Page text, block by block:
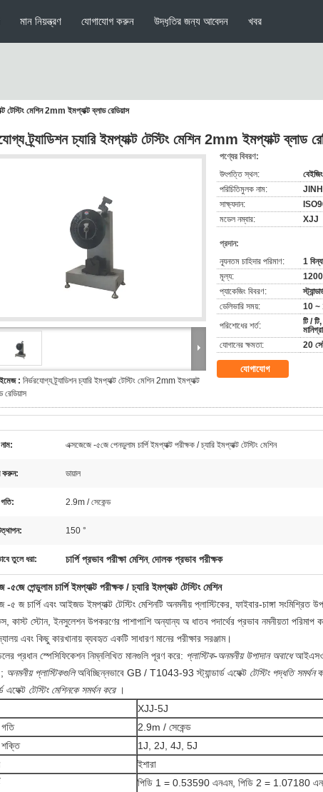
মান নিয়ন্ত্রণ যোগাযোগ করুন উদ্ধৃতির জন্য আবেদন খবর
টেস্টিং মেশিন 2mm ইমপ্যাক্ট ব্লাড রেডিয়াস
ট্র্যাডিশন চ্যারি ইমপ্যাক্ট টেস্টিং মেশিন 2mm ইমপ্যাক্ট ব্লাড
: নির্ভরযোগ্য ট্র্যাডিশন চ্যারি ইমপ্যাক্ট টেস্টিং মেশিন 2mm ইমপ্যাক্ট
রেডিয়াস
পণ্যের বিবরণ:
উৎপত্তি স্থল:
পরিচিতিমুলক নাম:
সাক্ষ্যদান:
মডেল নম্বার:
XJJ
প্রদান:
ন্যূনতম চাহিদার পরিমাণ:
1
মূল্য:
প্যাকেজিং বিবরণ:
ডেলিভারি সময়:
10 ~
পরিশোধের শর্ত:
টি /
যোগানের ক্ষমতা:
20
যোগাযোগ
এক্সজেজে -৫জে পেনডুলাম চার্পি ইমপ্যাক্ট পরীক্ষক / চ্যারি ইমপ্যাক্ট টেস্টিং মেশিন
করুন: ডায়াল
2.9m / সেকেন্ড
150 °
তুলে ধরা: চার্পি প্রভাব পরীক্ষা মেশিন, দোলক প্রভাব পরীক্ষক
-৫জে পেন্ডুলাম চার্পি ইমপ্যাক্ট পরীক্ষক / চ্যারি ইমপ্যাক্ট টেস্টিং মেশিন
-৫ জ চার্পি এবং আইজড ইমপ্যাক্ট টেস্টিং মেশিনটি অনমনীয় প্লাস্টিকের, ফাইবার-চাঙ্গা সংমিশ্রিত
কাস্ট স্টোন, ইনসুলেশন উপকরণের পাশাপাশি অন্যান্য অ ধাতব পদার্থের প্রভাব নমনীয়তা পরিমাপ
এবং কিছু কারখানায় ব্যবহৃত একটি সাধারণ মানের পরীক্ষার সরঞ্জাম।
প্রধান স্পেসিফিকেশন নিম্নলিখিত মানগুলি পূরণ করে: প্লাস্টিক-অনমনীয় উপাদান অবাধেআইএসও
অনমনীয় প্লাস্টিকগুলিঅবিচ্ছিন্নভাবে GB / T1043-93 স্ট্যান্ডার্ড এফেক্ট টেস্টিং পদ্ধতি সমর্থন
এফেক্ট টেস্টিং মেশিনকে সমর্থন করে।
XJJ-5J
2.9m / সেকেন্ড
1J, 2J, 4J, 5J
ইশারা
পিডি 1 = 0.53590 এনএম, পিডি 2 = 1.07180